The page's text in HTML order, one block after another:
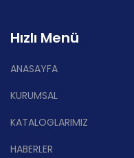
Hızlı Menü
ANASAYFA
KURUMSAL
KATALOGLARIMIZ
HABERLER